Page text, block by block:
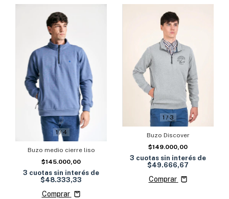
1/ 4
Buzo medio cierre liso
$145.000,00
3 cuotas sin interés de
$48.333,33
Comprar
1 /3
Buzo Discover
$149.000,00
3 cuotas sin interés de
$49.666,67
Comprar